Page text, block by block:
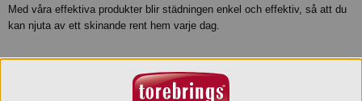
Med våra effektiva produkter blir städningen enkel och effektiv, så att du
kan njuta av ett skinande rent hem varje dag.